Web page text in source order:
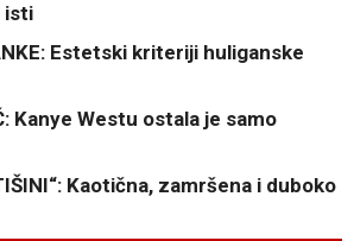
isti
Estetski kriteriji huliganske
Kanye Westu ostala je samo
Kaotična, zamršena i duboko